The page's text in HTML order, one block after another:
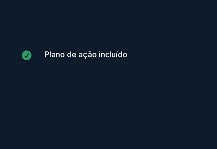
 Plano de ação incluído